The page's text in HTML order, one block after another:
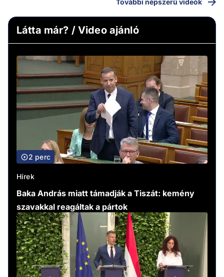
További népszerű videók
Látta már? / Video ajánló
2 perc
Hírek
Baka András miatt támadják a Tiszát: kemény
szavakkal reagáltak a pártok